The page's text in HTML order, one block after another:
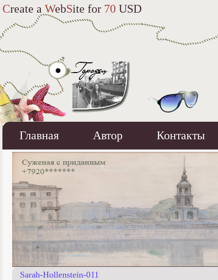
Create a WebSite for 70 USD
Главная Автор Контакты
Sarah-Hollenstein-011